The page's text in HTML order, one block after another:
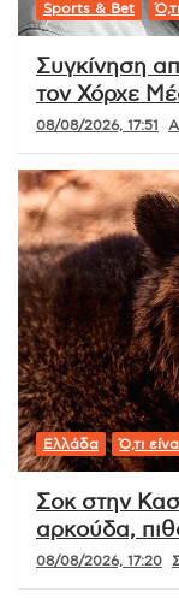
Sports & Bet
Συγκίνηση
τον Χόρχε
08/08/2026, 17:51
Ελλάδα Ό,τι
Σοκ στην
αρκούδα,
08/08/2026, 17:20